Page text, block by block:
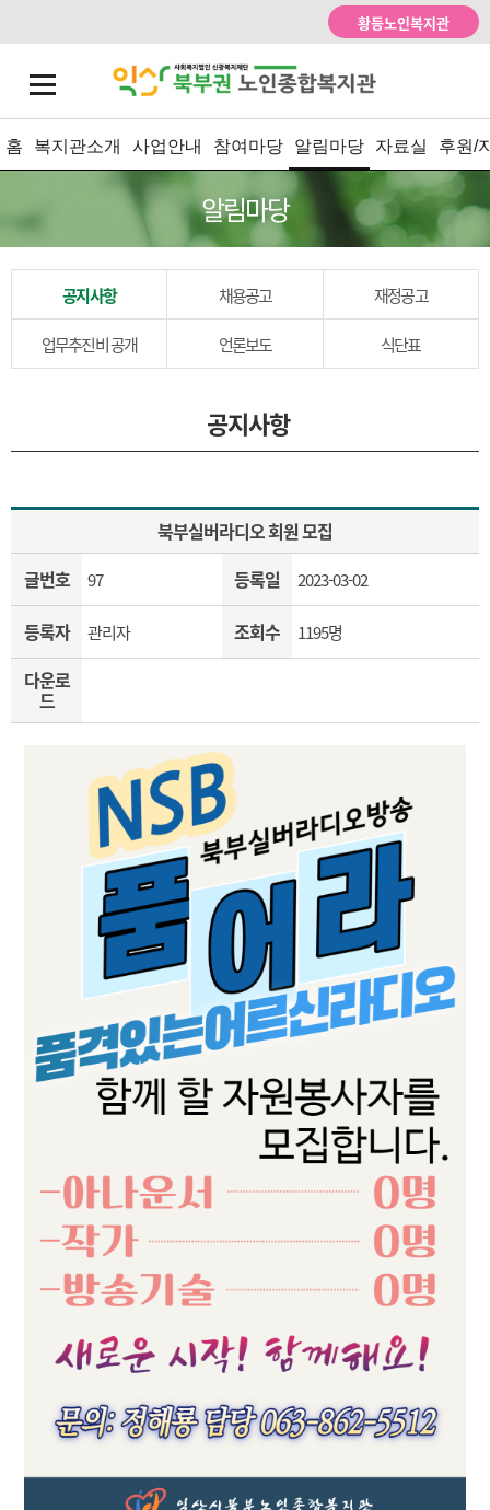
황등노인복지관
홈 복지관소개 사업안내 참여마당 알림마당 자료실 후원/
알림마당
공지사항 채용공고 재정공고
업무추진비 공개 언론보도 식단표
공지사항
북부실버라디오 회원 모집
글번호
97 등록일 2023-03-02
등록자 관리자 조회수 1195명
다운로
드